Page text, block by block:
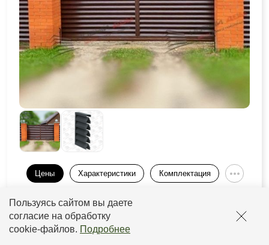
Пользуясь сайтом вы даете
согласие на обработку
cookie-файлов. Подробнее
Цены Характеристики Комплектация
Покрытие
Толщина
рамы